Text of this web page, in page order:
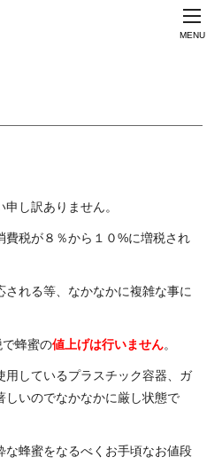
MENU
し訳ありません。
費税が８％から１０%に増税され
れる等、なかなかに複雑な事に
蜂蜜の値上げは行いません。
用しているプラスチック容器、ガ
しいのでなかなかに厳し状態で
な蜂蜜をなるべくお手頃なお値段